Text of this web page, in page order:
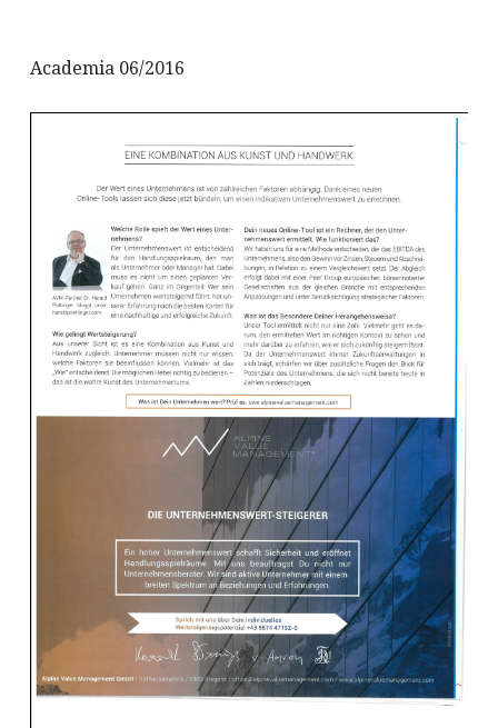
Academia 06/2016